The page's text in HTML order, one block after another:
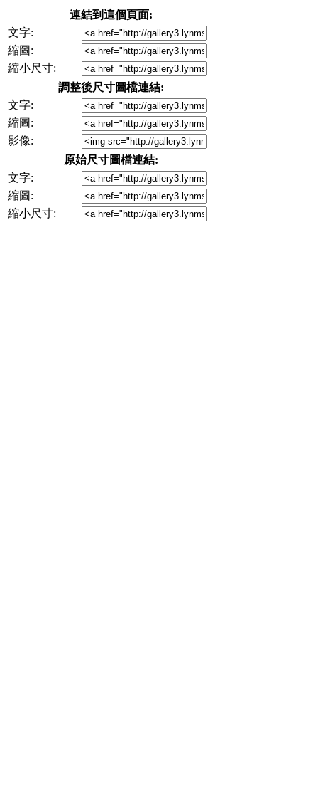
連結到這個頁面:
文字:
縮圖:
縮小尺寸:
調整後尺寸圖檔連結:
文字:
縮圖:
影像:
原始尺寸圖檔連結:
文字:
縮圖:
縮小尺寸: